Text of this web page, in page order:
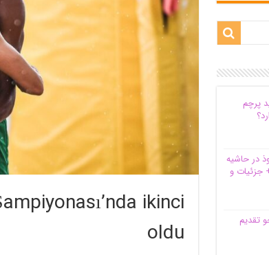
ikinci
oldu
پرچم
در حاشیه‌
و
دانشجو تقدیم